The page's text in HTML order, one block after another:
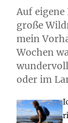
Auf
große
mein
Wochen
oder im